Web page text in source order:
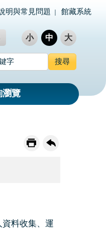
明與常見問題 館藏系統
小 中 大
瀏覽
料收集、運